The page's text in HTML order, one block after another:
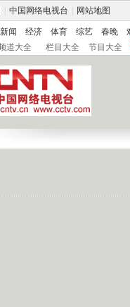
中国网络电视台 网站地图
新闻 经济 体育 综艺 春晚
道大全 栏目大全 节目大全